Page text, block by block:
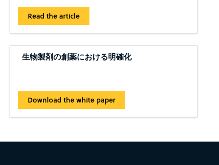
Read the article
生物製剤の創薬における明確化
Download the white paper